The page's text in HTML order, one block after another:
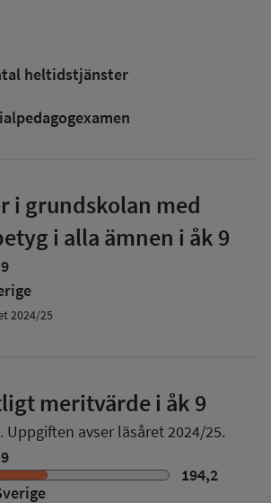
heltidstjänster
i grundskolan med
i alla ämnen i åk 9
2024/25
meritvärde i åk 9
Uppgiften avser läsåret 2024/25.
194,2